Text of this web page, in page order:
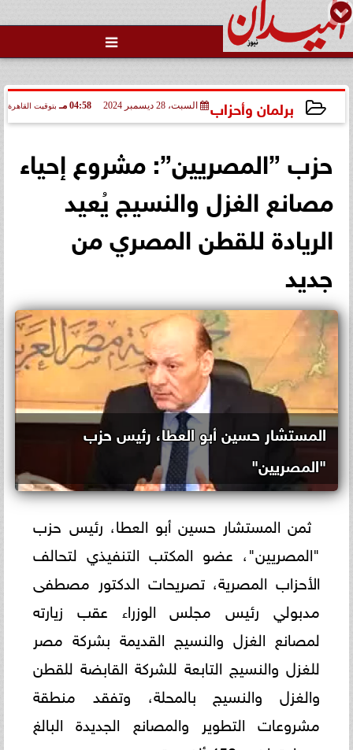

برلمان وأحزاب السبت، 28 ديسمبر 2024 04:58 مـ بتوقيت القاهرة
حزب ”المصريين”: مشروع إحياء
مصانع الغزل والنسيج يُعيد
الريادة للقطن المصري من
جديد
المستشار حسين أبو العطا، رئيس حزب
"المصريين"
ثمن المستشار حسين أبو العطا، رئيس حزب
"المصريين"، عضو المكتب التنفيذي لتحالف
الأحزاب المصرية، تصريحات الدكتور مصطفى
مدبولي رئيس مجلس الوزراء عقب زيارته
لمصانع الغزل والنسيج القديمة بشركة مصر
للغزل والنسيج التابعة للشركة القابضة للقطن
والغزل والنسيج بالمحلة، وتفقد منطقة
مشروعات التطوير والمصانع الجديدة البالغ